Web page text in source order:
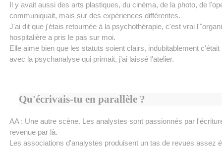
Il y avait aussi des arts plastiques, du cinéma, de la photo, de
communiquait, mais sur des expériences différentes.
J'ai dit que j'étais retournée à la psychothérapie, c'est vrai
hospitalière a pris le pas sur moi.
Elle aime bien que les statuts soient clairs, indubitablement c'était
avec la psychanalyse qui primait, j'ai laissé l'atelier.
Qu'écrivais-tu en parallèle ?
AA : Une autre scène. Les analystes sont passionnés par
revenue par là.
Les associations d'analystes produisent un tas de revues assez